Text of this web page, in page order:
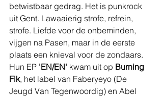
betwistbaar gedrag. Het is punkrock
uit Gent. Lawaaierig strofe, refrein,
strofe. Liefde voor de onbeminden,
vijgen na Pasen, maar in de eerste
plaats een knieval voor de zondaars.
Hun EP 'EN/EN' kwam uit op Burning
Fik, het label van Faberyeyo (De
Jeugd Van Tegenwoordig) en Abel